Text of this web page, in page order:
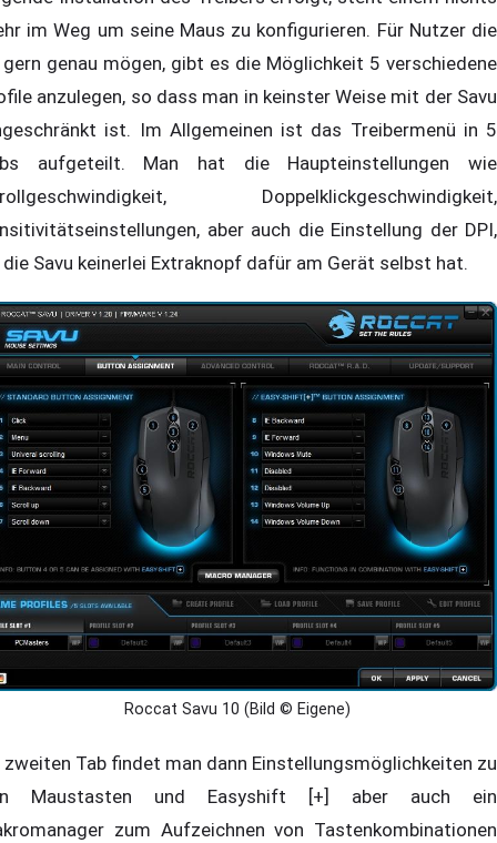
im Weg um seine Maus zu konfigurieren. Für Nutzer die
genau mögen, gibt es die Möglichkeit 5 verschiedene
anzulegen, so dass man in keinster Weise mit der Savu
ist. Im Allgemeinen ist das Treibermenü in 5
aufgeteilt. Man hat die Haupteinstellungen wie
Doppelklickgeschwindigkeit,
aber auch die Einstellung der DPI,
Savu keinerlei Extraknopf dafür am Gerät selbst hat.
Roccat Savu 10 (Bild © Eigene)
zweiten Tab findet man dann Einstellungsmöglichkeiten zu
Maustasten und Easyshift [+] aber auch ein
zum Aufzeichnen von Tastenkombinationen